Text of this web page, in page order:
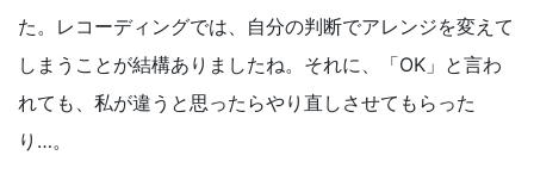
た。レコーディングでは、自分の判断でアレンジを変えて
しまうことが結構ありましたね。それに、「OK」と言わ
れても、私が違うと思ったらやり直しさせてもらった
り…。